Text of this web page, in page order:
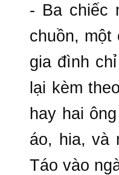
- Ba chiếc
chuồn, một
gia đình
lại kèm
hay hai
áo, hia, và
Táo vào